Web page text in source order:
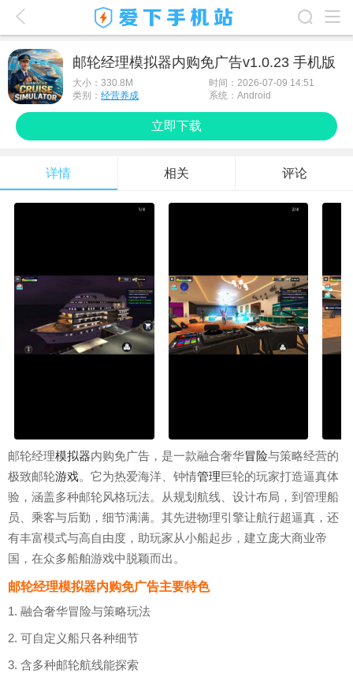
应用排行榜
最新游戏
最新应用
手机使用
邮轮经理模拟器内购免广告v1.0.23 手机版
大小： 330.8M
时间：2026-07-09 14:51
类别： 经营养成 系统：Android
立即下载
详情 相关 评论
邮轮经理模拟器内购免广告，是一款融合奢华冒险与策略经营的
极致邮轮游戏。它为热爱海洋、钟情管理巨轮的玩家打造逼真体
验，涵盖多种邮轮风格玩法。从规划航线、设计布局，到管理船
员、乘客与后勤，细节满满。其先进物理引擎让航行超逼真，还
有丰富模式与高自由度，助玩家从小船起步，建立庞大商业帝
国，在众多船舶游戏中脱颖而出。
邮轮经理模拟器内购免广告主要特色
1. 融合奢华冒险与策略玩法
2. 可自定义船只各种细节
3. 含多种邮轮航线能探索